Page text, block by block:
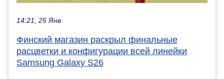
14:21, 25 Янв
Финский магазин раскрыл финальные
расцветки и конфигурации всей линейки
Samsung Galaxy S26